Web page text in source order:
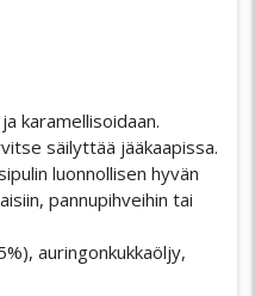
karamellisoidaan.
säilyttää jääkaapissa.
luonnollisen hyvän
pannupihveihin tai
auringonkukkaöljy,